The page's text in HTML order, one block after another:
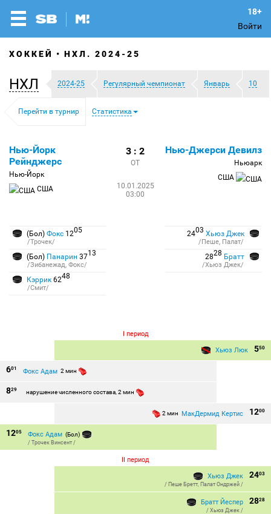
Войти
ХОККЕЙ НХЛ. 2024-25
НХЛ 2024-25 Регулярный чемпионат Январь 10
Перейти в турнир Статистика
Нью-Йорк
Рейнджерс
Нью-Йорк
США
3 : 2
ОТ
10.01.2025
03:00
Нью-Джерси Девилз
Ньюарк
США
(Бол) Фокс 1205
/Трочек/
(Бол) Панарин 3713
/Зибанежад, Фокс/
Кэррик 6248
/Смит/
2403 Хьюз Джек
/Пеше, Палат/
2828 Братт
/Хьюз Джек/
I период
550
Хьюз Люк
601 Фокс Адам 2 мин
829 нарушение численного состава, 2 мин
1200
2 мин МакДермид Кертис
1205 Фокс Адам (Бол)
/ Трочек Винсент /
II период
2403
Хьюз Джек
/ Пеше Бретт, Палат Ондржей /
2828
Братт Йеспер
/ Хьюз Джек /